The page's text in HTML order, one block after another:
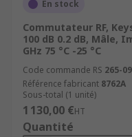
En stock
Commutateur RF,
100 dB 0.2 dB, Mâle,
GHz 75 °C -25 °C
Code commande RS 265-
Référence fabricant 8762A
Sous-total (1 unité)
1 130,00 €HT
Quantité